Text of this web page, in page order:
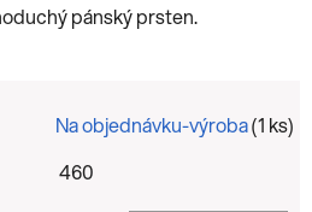
pánský prsten.
Na objednávku-výroba(1 ks)
460